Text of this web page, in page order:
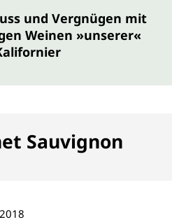
und Vergnügen mit
Weinen »unserer«
Sauvignon
2018